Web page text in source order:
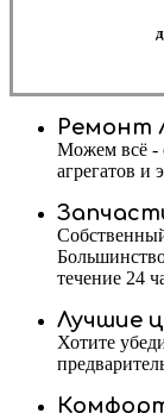
Ремонт
Можем всё -
агрегатов и
течение 24
Лучшие
Хотите